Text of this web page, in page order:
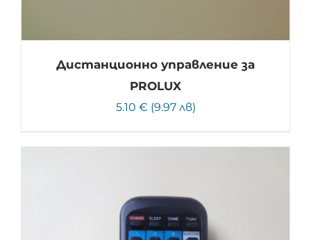
Дистанционно управление за
PROLUX
5.10 € (9.97 лв)